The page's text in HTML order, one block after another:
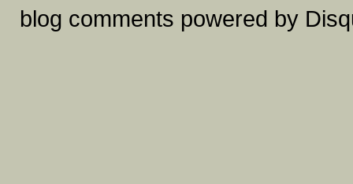
blog comments powered by